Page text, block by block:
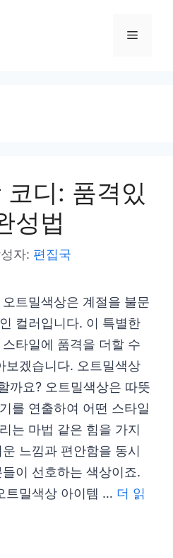
메
코디: 품격있
성법
자: 편집국
트밀색상은 계절을 불문
컬러입니다. 이 특별한
타일에 품격을 더할 수
보겠습니다. 오트밀색상
까요? 오트밀색상은 따뜻
를 연출하여 어떤 스타일
는 마법 같은 힘을 가지
느낌과 편안함을 동시
이 선호하는 색상이죠.
트밀색상 아이템 … 더 읽